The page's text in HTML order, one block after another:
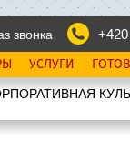
звонка
УСЛУГИ